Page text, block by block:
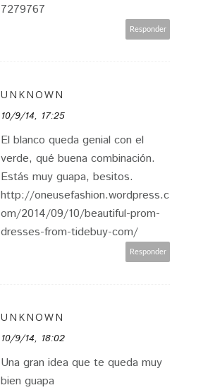
7279767
Responder
UNKNOWN
10/9/14, 17:25
El blanco queda genial con el
verde, qué buena combinación.
Estás muy guapa, besitos.
http://oneusefashion.wordpress.c
om/2014/09/10/beautiful-prom-
dresses-from-tidebuy-com/
Responder
UNKNOWN
10/9/14, 18:02
Una gran idea que te queda muy
bien guapa